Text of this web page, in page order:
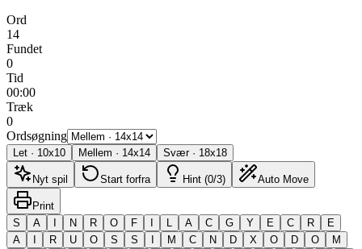
Ord
14
Fundet
0
Tid
00:00
Træk
0
Ordsøgning
Let · 10x10 Mellem · 14x14 Svær· 18x18
Nyt spil Start forfra Hint (0/3) Auto Move
Print
S
A I N R O F I L A C G Y E C R
E
A
I R U O S S I M C N D X O D O
M